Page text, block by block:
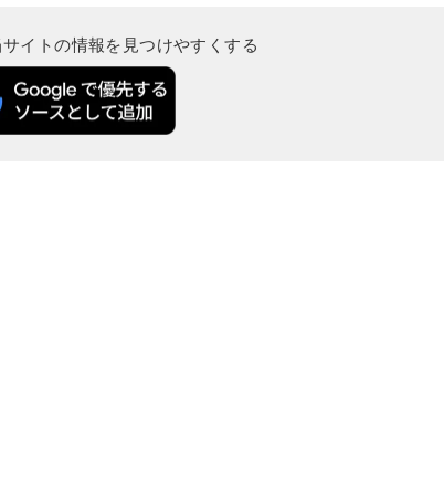
イトの情報を見つけやすくする